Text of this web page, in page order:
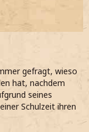
gefragt, wieso
hat, nachdem
seines
Schulzeit ihren